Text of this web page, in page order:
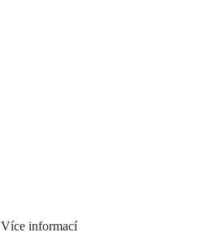
Více informací